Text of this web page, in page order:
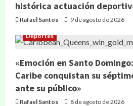
histórica actuación
Rafael Santos 9 de agosto de 2026
Deportes
«Emoción en Santo
Caribe conquistan su
ante su público»
Rafael Santos 8 de agosto de 2026